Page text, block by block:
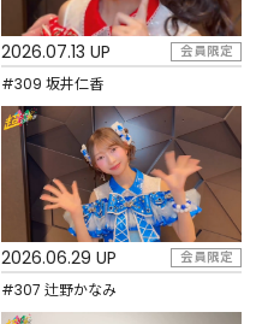
2026.07.13 UP 会員限定
#309 坂井仁香
2026.06.29 UP 会員限定
#307 辻野かなみ